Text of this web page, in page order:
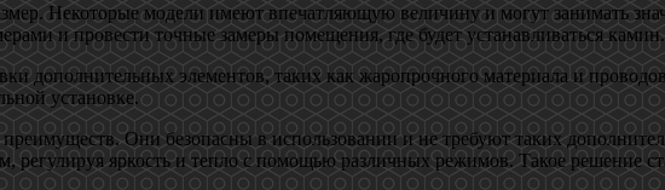
Некоторые модели имеют впечатляющую величину и могут занимать
и провести точные замеры помещения, где будет устанавливаться камин.
дополнительных элементов, таких как жаропрочного материала и
установке.
Они безопасны в использовании и не требуют таких
яркость и тепло с помощью различных режимов. Такое решение